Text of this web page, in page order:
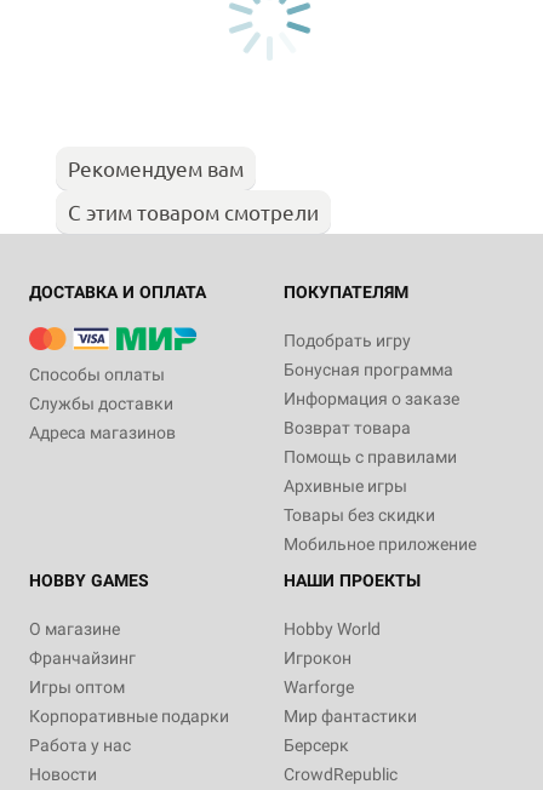
Рекомендуем вам
С этим товаром смотрели
ДОСТАВКА И ОПЛАТА
Способы оплаты
Службы доставки
Адреса магазинов
ПОКУПАТЕЛЯМ
Подобрать игру
Бонусная программа
Информация о заказе
Возврат товара
Помощь с правилами
Архивные игры
Товары без скидки
Мобильное приложение
HOBBY GAMES
О магазине
Франчайзинг
Игры оптом
Корпоративные подарки
Работа у нас
Новости
НАШИ ПРОЕКТЫ
Hobby World
Игрокон
Warforge
Мир фантастики
Берсерк
CrowdRepublic